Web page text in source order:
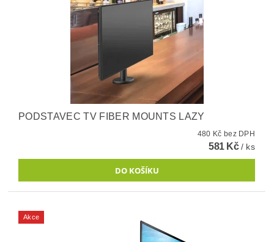
PODSTAVEC TV FIBER MOUNTS LAZY
480 Kč bez DPH
581 Kč/ ks
Akce